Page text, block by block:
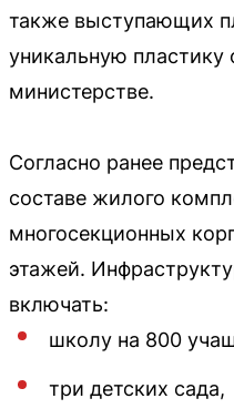
также выступающих
уникальную
министерстве.
Согласно ранее
составе жилого
многосекционных
этажей.
включать:
школу на 800
три детских сада,